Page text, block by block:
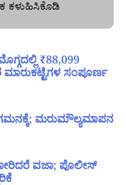
₹88,099
ಸಂಪೂರ್ಣ
ಮರುಮೌಲ್ಯಮಾಪನ
ವಜಾ; ಪೊಲೀಸ್